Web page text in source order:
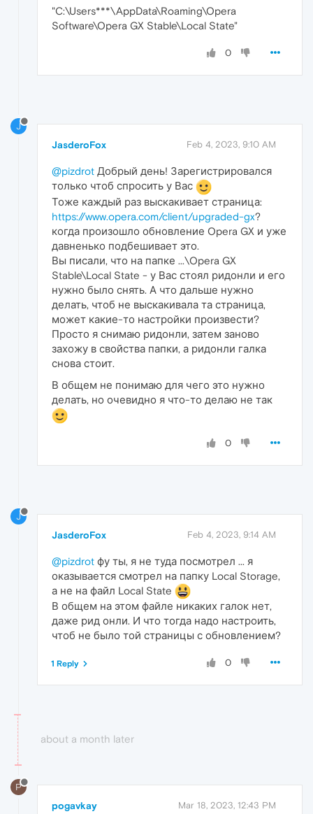
"C:\Users***\AppData\Roaming\Opera
Software\Opera GX Stable\Local State"
0
J
JasderoFox Feb 4, 2023, 9:10 AM
@pizdrot Добрый день! Зарегистрировался
только чтоб спросить у Вас
Тоже каждый раз выскакивает страница:
https://www.opera.com/client/upgraded-gx?
когда произошло обновление Opera GX и уже
давненько подбешивает это.
Вы писали, что на папке ...\Opera GX
Stable\Local State - у Вас стоял ридонли и его
нужно было снять. А что дальше нужно
делать, чтоб не выскакивала та страница,
может какие-то настройки произвести?
Просто я снимаю ридонли, затем заново
захожу в свойства папки, а ридонли галка
снова стоит.
В общем не понимаю для чего это нужно
делать, но очевидно я что-то делаю не так
0
J
JasderoFox Feb 4, 2023, 9:14 AM
@pizdrot фу ты, я не туда посмотрел ... я
оказывается смотрел на папку Local Storage,
а не на файл Local State
В общем на этом файле никаких галок нет,
даже рид онли. И что тогда надо настроить,
чтоб не было той страницы с обновлением?
0
1 Reply
about a month later
P
pogavkay Mar 18, 2023, 12:43 PM